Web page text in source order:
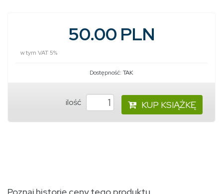
50.00 PLN
w tym VAT 5%
Dostępność: TAK
ilość KUP KSIĄŻKĘ